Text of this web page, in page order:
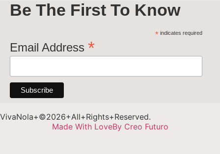
Be The First To Know
*indicates required
Email Address *
VivaNola+©2026+All+Rights+Reserved.
Made With LoveBy Creo Futuro